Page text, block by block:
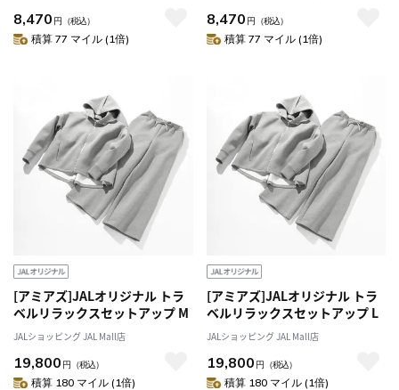
8,470 円 （税込）
積算 77 マイル (1倍)
8,470 円 （税込）
積算 77 マイル (1倍)
[アミアズ]JALオリジナル トラ
ベルリラックスセットアップ M
JALショッピング JAL Mall店
19,800 円 （税込）
積算 180 マイル (1倍)
[アミアズ]JALオリジナル トラ
ベルリラックスセットアップ L
JALショッピング JAL Mall店
19,800 円 （税込）
積算 180 マイル (1倍)